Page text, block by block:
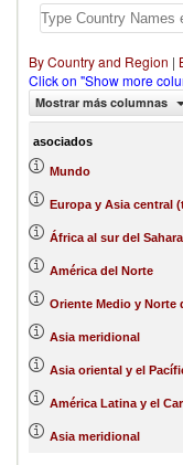
By Country and Region |
Click on "Show more
Mostrar más columnas
asociados
Mundo
Europa y Asia central
África al sur del
América del Norte
Oriente Medio y Norte
Asia meridional
Asia oriental y el
América Latina y el
Asia meridional